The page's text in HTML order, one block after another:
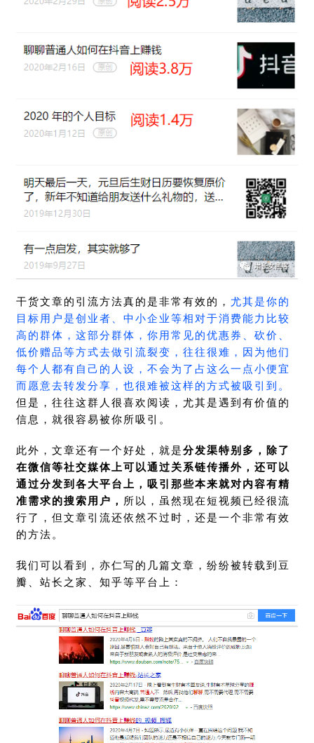
干货文章的引流方法真的是非常有效的， 尤其是你的
目标用户是创业者、中小企业等相对于消费能力比较
高的群体，这部分群体，你用常见的优惠券、砍价、
低价赠品等方式去做引流裂变，往往很难，因为他们
每个人都有自己的人设，不会为了占这么一点小便宜
而愿意去转发分享，也很难被这样的方式被吸引到。
但是，往往这群人很喜欢阅读，尤其是遇到有价值的
信息，就很容易被你所吸引。
此外，文章还有一个好处，就是分发渠特别多，除了
在微信等社交媒体上可以通过关系链传播外，还可以
通过分发到各大平台上，吸引那些本来就对内容有精
准需求的搜索用户， 所以，虽然现在短视频已经很流
行了，但文章引流还依然不过时，还是一个非常有效
的方法。
我们可以看到，亦仁写的几篇文章，纷纷被转载到豆
瓣、站长之家、知乎等平台上：